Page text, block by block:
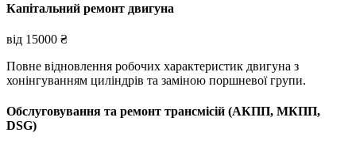
Капітальний ремонт двигуна
від 15000 ₴
Повне відновлення робочих характеристик двигуна з
хонінгуванням циліндрів та заміною поршневої групи.
Обслуговування та ремонт трансмісій (АКПП, МКПП,
DSG)